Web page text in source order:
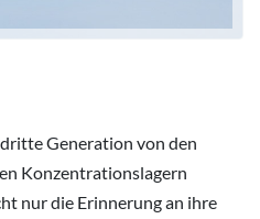
Generation von den
Konzentrationslagern
nur die Erinnerung an ihre